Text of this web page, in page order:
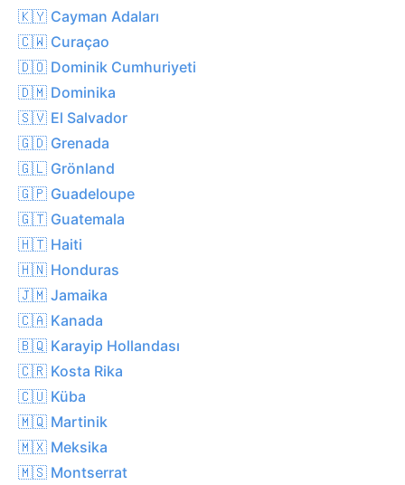
🇰🇾 Cayman Adaları
🇨🇼 Curaçao
🇩🇴 Dominik Cumhuriyeti
🇩🇲 Dominika
🇸🇻 El Salvador
🇬🇩 Grenada
🇬🇱 Grönland
🇬🇵 Guadeloupe
🇬🇹 Guatemala
🇭🇹 Haiti
🇭🇳 Honduras
🇯🇲 Jamaika
🇨🇦 Kanada
🇧🇶 Karayip Hollandası
🇨🇷 Kosta Rika
🇨🇺 Küba
🇲🇶 Martinik
🇲🇽 Meksika
🇲🇸 Montserrat